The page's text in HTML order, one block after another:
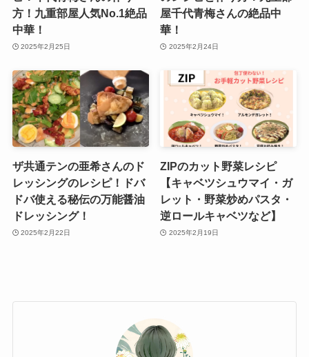
方！九重部屋人気No.1絶品
中華！
2025年2月25日
屋千代青梅さんの絶品中
華！
2025年2月24日
ザ共通テンの亜希さんのド
レッシングのレシピ！ドバ
ドバ使える秘伝の万能醤油
ドレッシング！
2025年2月22日
ZIPのカット野菜レシピ
【キャベツシュウマイ・ガ
レット・野菜炒めパスタ・
逆ロールキャベツなど】
2025年2月19日